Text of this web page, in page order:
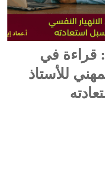
في
للأستاذ